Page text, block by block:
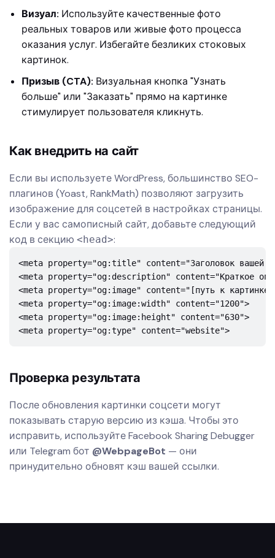
Визуал: Используйте качественные фото
реальных товаров или живые фото процесса
оказания услуг. Избегайте безликих стоковых
картинок.
Призыв (CTA): Визуальная кнопка "Узнать
больше" или "Заказать" прямо на картинке
стимулирует пользователя кликнуть.
Как внедрить на сайт
Если вы используете WordPress, большинство SEO-
плагинов (Yoast, RankMath) позволяют загрузить
изображение для соцсетей в настройках страницы.
Если у вас самописный сайт, добавьте следующий
код в секцию <head>:
<meta property="og:title" content="Заголовок вашей
<meta property="og:description" content="Краткое
<meta property="og:image" content="[путь к
<meta property="og:image:width" content="1200">
<meta property="og:image:height" content="630">
<meta property="og:type" content="website">
Проверка результата
После обновления картинки соцсети могут
показывать старую версию из кэша. Чтобы это
исправить, используйтеFacebook Sharing Debugger
или Telegram бот @WebpageBot — они
принудительно обновят кэш вашей ссылки.